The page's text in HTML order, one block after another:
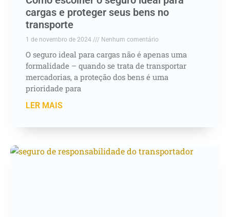
cargas e proteger seus bens no
transporte
1 de novembro de 2024 Nenhum comentário
O seguro ideal para cargas não é apenas uma
formalidade – quando se trata de transportar
mercadorias, a proteção dos bens é uma
prioridade para
LER MAIS